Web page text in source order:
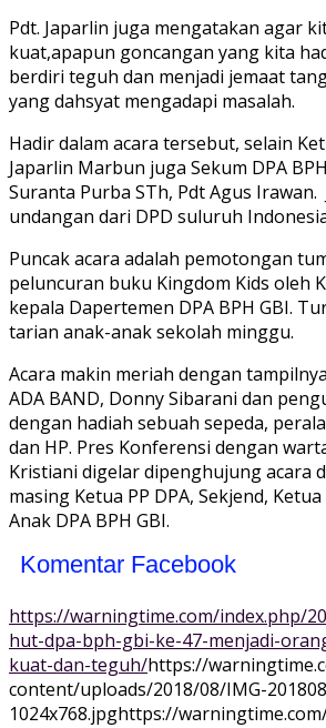
Pdt. Japarlin juga mengatakan agar
kuat,apapun goncangan yang kita
berdiri teguh dan menjadi jemaat
yang dahsyat mengadapi masalah.
Hadir dalam acara tersebut, selain
Japarlin Marbun juga Sekum DPA
Suranta Purba STh, Pdt Agus Irawan.
undangan dari DPD suluruh
Puncak acara adalah pemotongan
peluncuran buku Kingdom Kids oleh
kepala Dapertemen DPA BPH GBI.
tarian anak-anak sekolah minggu.
Acara makin meriah dengan
ADA BAND, Donny Sibarani dan
dengan hadiah sebuah sepeda,
dan HP. Pres Konferensi dengan
Kristiani digelar dipenghujung acara
masing Ketua PP DPA, Sekjend,
Anak DPA BPH GBI.
Komentar Facebook
https://warningtime.com/index.php/
hut-dpa-bph-gbi-ke-47-menjadi-
kuat-dan-teguh/https://
content/uploads/2018/08/IMG-
1024x768.jpghttps://